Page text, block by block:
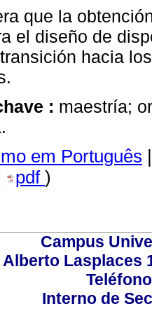
que la
el diseño de
hacia
: maestría;
em Português
pdf )
Campus
Alberto Lasplaces
Interno de